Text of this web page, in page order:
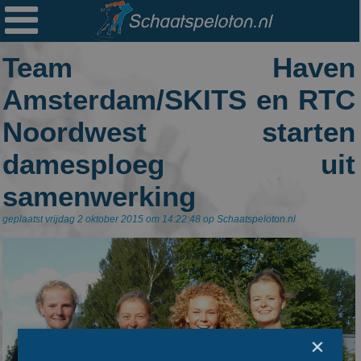

Team Haven
Amsterdam/SKITS en RTC
Noordwest starten
damesploeg uit
samenwerking
geplaatst vrijdag 2 oktober 2015 om 14:22:48 op Schaatspeloton.nl
×